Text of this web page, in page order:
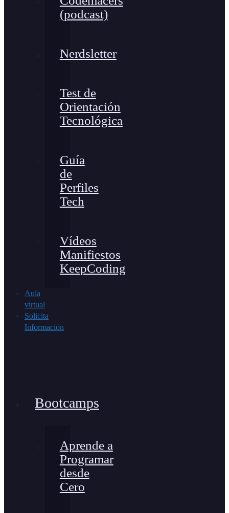
(podcast)
Nerdsletter
Test de
Orientación
Tecnológica
Guía
de
Perfiles
Tech
Vídeos
Manifiestos
KeepCoding
Aula
virtual
Solicita
Información
Bootcamps
Aprende a
Programar
desde
Cero